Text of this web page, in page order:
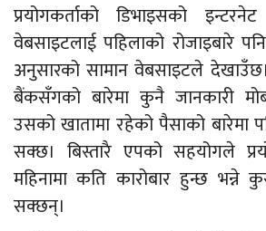
प्रयोगकर्ताको डिभाइसको
वेबसाइटलाई पहिलाको रोजाइबारे
अनुसारको सामान वेबसाइटले देखाउँछ।
बैंकसँगको बारेमा कुनै जानकारी
उसको खातामा रहेको पैसाको बारेमा
सक्छ। बिस्तारै एपको सहयोगले
महिनामा कति कारोबार हुन्छ भन्ने
सक्छन्।